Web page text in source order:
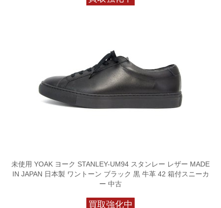
未使用 YOAK ヨーク STANLEY-UM94 スタンレー レザー MADE
IN JAPAN 日本製 ワントーン ブラック 黒 牛革 42 箱付スニーカ
ー 中古
買取強化中